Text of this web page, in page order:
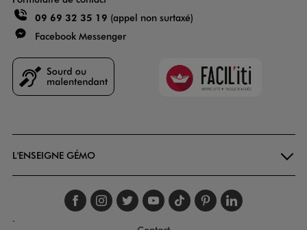
09 69 32 35 19 (appel non surtaxé)
Facebook Messenger
Faciliti
L'ENSEIGNE GÉMO
Suivez-nous sur
Suivez-nous sur
Suivez-nous sur
Suivez-nous
Suivez-nous
Suivez-
.